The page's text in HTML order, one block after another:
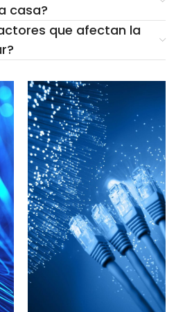
casa?
que afectan la